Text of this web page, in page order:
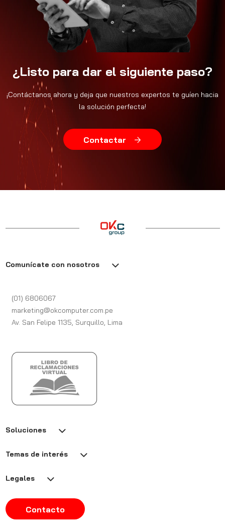
¿Listo para dar el siguiente paso?
¡Contáctanos ahora y deja que nuestros expertos te guíen hacia
la solución perfecta!
Contactar
Comunícate con nosotros
(01) 6806067
marketing@okcomputer.com.pe
Av. San Felipe 1135, Surquillo, Lima
Soluciones
Temas de interés
Legales
Contacto